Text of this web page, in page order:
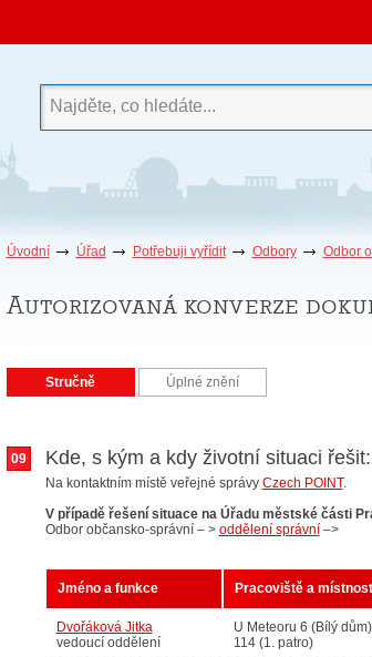
Úvodní Úřad Potřebuji vyřídit Odbory Odbor
Autorizovaná konverze
Stručně Úplné znění
09 Kde, s kým a kdy životní situaci řešit:
Na kontaktním místě veřejné správy Czech POINT.
V případě řešení situace na Úřadu městské části
Odbor občansko-správní – > oddělení správní–>
Jméno a funkce Pracoviště a místnost
Dvořáková Jitka
vedoucí oddělení
U Meteoru 6 (Bílý dům)
114 (1. patro)